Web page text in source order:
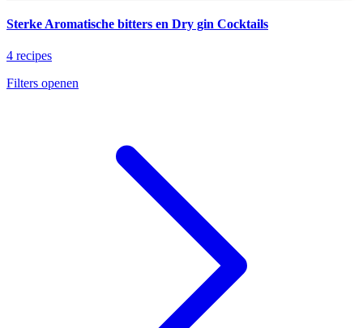
Sterke Aromatische bitters en Dry gin Cocktails
4 recipes
Filters openen